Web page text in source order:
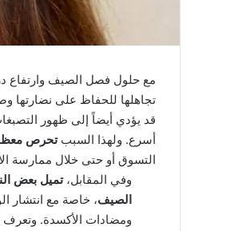
مع حلول فصل الصيف وارتفاع
تجاهلها للحفاظ على نضارتها
قد يؤدي أيضاً إلى ظهور
أسرع. ولهذا السببتحرص
التسوق أو حتى خلال ممارسة
وفي المقابل،تميل بعض
الصيف، خاصة مع انتشار
ومضادات الأكسدة. وتعرف